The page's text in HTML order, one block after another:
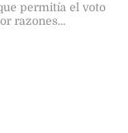
permitía el voto
razones
en manos